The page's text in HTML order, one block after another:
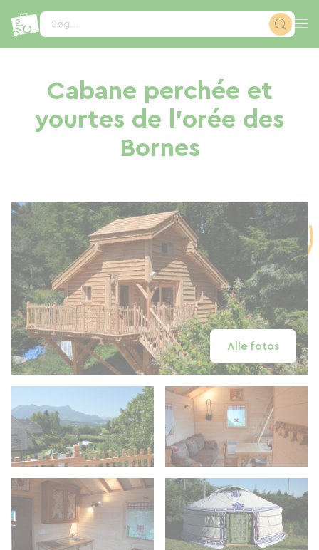
Søg...
Cabane perchée et
yourtes de l'orée des
Bornes
Alle fotos
CCookie-styringspanel